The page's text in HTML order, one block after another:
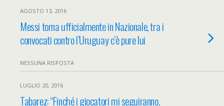
AGOSTO 13, 2016
Messi torna ufficialmente in Nazionale, tra i
convocati contro l’Uruguay c’è pure lui
NESSUNA RISPOSTA
LUGLIO 20, 2016
Tabarez: “Finché i giocatori mi seguiranno,